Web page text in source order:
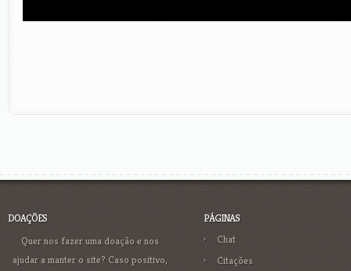
DOAÇÕES
Quer nos fazer uma doação e nos
ajudar a manter o site? Caso positivo,
PÁGINAS
Chat
Citações